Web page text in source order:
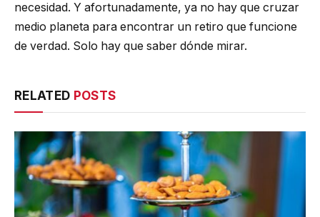
necesidad. Y afortunadamente, ya no hay que cruzar
medio planeta para encontrar un retiro que funcione
de verdad. Solo hay que saber dónde mirar.
RELATED POSTS